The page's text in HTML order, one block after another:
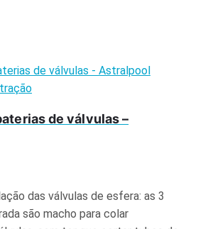
de válvulas –
das válvulas de esfera: as 3
são macho para colar